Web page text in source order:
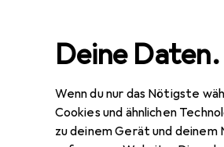
Deine
Wenn du nur das Nötigste
Cookies und ähnlichen
zu deinem Gerät und
KategorienGesamtsortiment Wohnen